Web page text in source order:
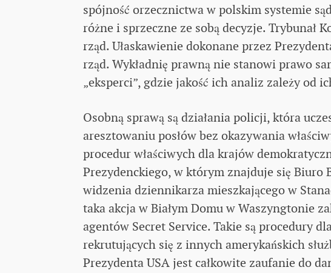
spójność orzecznictwa w polskim systemie
różne i sprzeczne ze sobą decyzje.
rząd. Ułaskawienie dokonane przez
rząd. Wykładnię prawną nie stanowi prawo
„eksperci”, gdzie jakość ich analiz zależy od
Osobną sprawą są działania policji, która
aresztowaniu posłów bez okazywania
procedur właściwych dla krajów
Prezydenckiego, w którym znajduje się Biuro
widzenia dziennikarza mieszkającego w
taka akcja w Białym Domu w Waszyngtonie
agentów Secret Service. Takie są procedury
rekrutujących się z innych amerykańskich
Prezydenta USA jest całkowite zaufanie do